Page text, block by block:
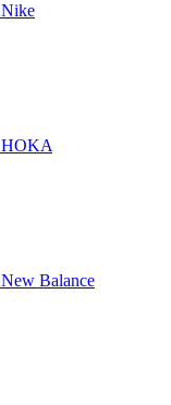
Nike
HOKA
New Balance